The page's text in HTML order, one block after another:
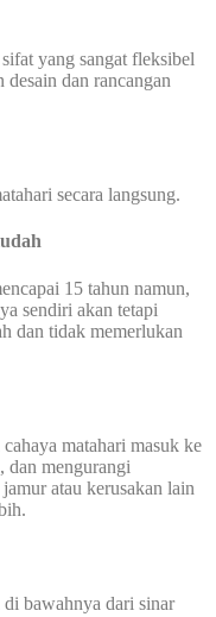
yang sangat fleksibel
desain dan rancangan
secara langsung.
15 tahun namun,
sendiri akan tetapi
dan tidak memerlukan
matahari masuk ke
dan mengurangi
atau kerusakan lain
bawahnya dari sinar